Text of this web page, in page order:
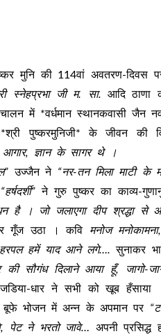
मुनि की 114वां अवतरण-दिवस
स्नेहप्रभा जी म. सा. आदि ठाणा
में *वर्धमान स्थानकवासी जैन
पुष्करमुनिजी* के जीवन की
ज्ञान के सागर थे ।
उज्जैन ने “नर-तन मिला माटी के
ने गुरु पुष्कर का काव्य-
है । जो जलाएगा दीप श्रद्धा से
गूँज उठा । कवि मनोज मनोकामना,
हमें याद आने लगे…. सुनाकर
की सौगंध दिलाने आया हूँ, जागो-
धार ने सभी को खूब हँसाया
बूफे भोजन में अन्न के अपमान पर
पेट ने भरतो जावे… अपनी प्रसिद्ध